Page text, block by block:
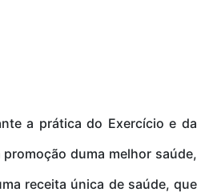
a prática do Exercício e da
duma melhor saúde,
receita única de saúde, que